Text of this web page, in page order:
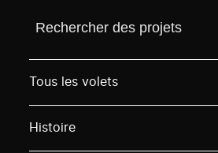
Trouvez un projetVous devez
Tous les volets
Histoire